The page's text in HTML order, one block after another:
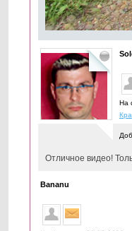
На
Отличное видео!
Bananu